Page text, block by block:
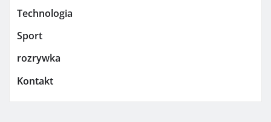
Technologia
Sport
rozrywka
Kontakt